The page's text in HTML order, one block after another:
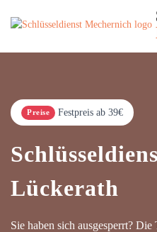
Preise Festpreis ab 39€
Lückerath
Sie haben sich ausgesperrt?